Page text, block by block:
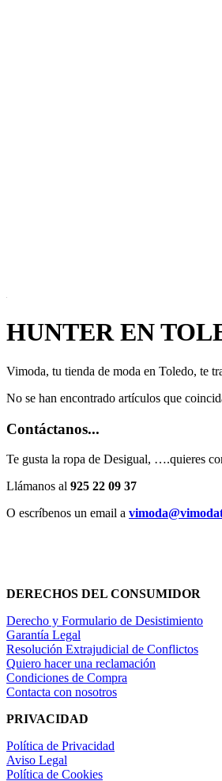
HUNTER EN
Vimoda, tu tienda de moda en Toledo, te
No se han encontrado artículos que
Contáctanos...
Te gusta la ropa de Desigual, ….quieres
Llámanos al 925 22 09 37
O escríbenos un email a
DERECHOS DEL CONSUMIDOR
Derecho y Formulario de Desistimiento
Garantía Legal
Resolución Extrajudicial de Conflictos
Quiero hacer una reclamación
Condiciones de Compra
Contacta con nosotros
PRIVACIDAD
Política de Privacidad
Aviso Legal
Política de Cookies